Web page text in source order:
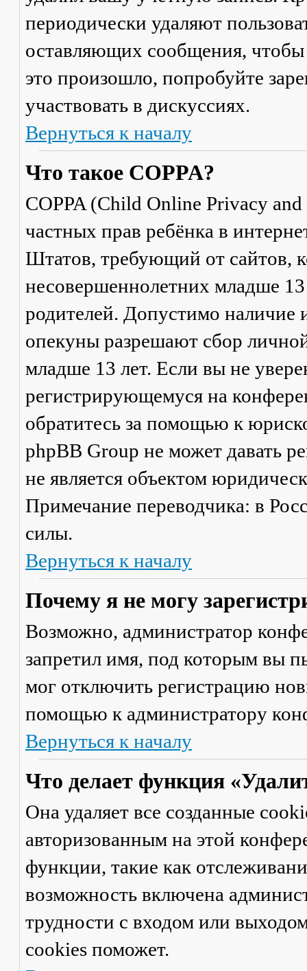
периодически удаляют
оставляющих сообщения,
это произошло, попробуйте
участвовать в дискуссиях.
Вернуться к началу
Что такое COPPA?
COPPA (Child Online Privacy
частных прав ребёнка в
Штатов, требующий от сайтов,
несовершеннолетних младше 13
родителей. Допустимо наличие
опекуны разрешают сбор
младше 13 лет. Если вы не
регистрирующемуся на
обратитесь за помощью к
phpBB Group не может давать
не является объектом
Примечание переводчика: в
силы.
Вернуться к началу
Почему я не могу
Возможно, администратор
запретил имя, под которым вы
мог отключить регистрацию
помощью к администратору
Вернуться к началу
Что делает функция
Она удаляет все созданные
авторизованным на этой
функции, такие как
возможность включена
трудности с входом или
cookies поможет.